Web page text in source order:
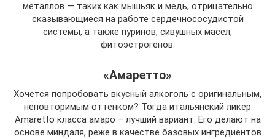
металлов — таких как мышьяк и медь, отрицательно
сказывающиеся на работе сердечнососудистой
системы, а также пуринов, сивушных масел,
фитоэстрогенов.
«Амаретто»
Хочется попробовать вкусный алкоголь с оригинальным,
неповторимым оттенком? Тогда итальянский ликер
Amaretto класса амаро – лучший вариант. Его делают на
основе миндаля, реже в качестве базовых ингредиентов